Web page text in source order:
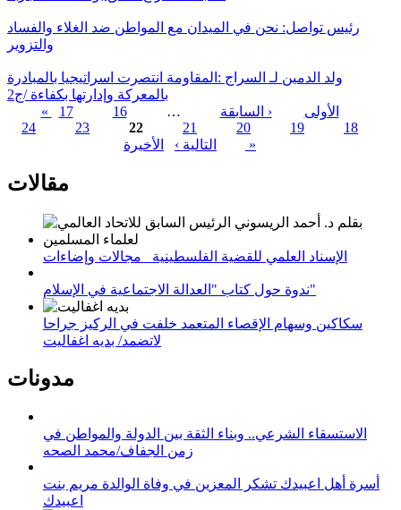
رئيس تواصل: نحن في الميدان مع المواطن ضد الغلاء والفساد
والتزوير
ولد الدمين لـ السراج :المقاومة انتصرت اسراتيجيا بالمبادرة
بالمعركة وإدارتها بكفاءة /ج2
الصفحات
« الأولى ‹ السابقة …
16
17
18
19
20
21
22
23
24
التالية ›
الأخيرة »
مقالات
الإسناد العلمي للقضية الفلسطينية_ مجالات وإضاءات
ندوة حول كتاب "العدالة الاجتماعية في الإسلام"
سكاكين وسهام الإقصاء المتعمد خلفت في الركيز جراحا
لاتضمد/ بديه اغفاليت
مدونات
الاستسقاء الشرعي.. وبناء الثقة بين الدولة والمواطن في
زمن الجفاف/محمد الصحه
أسرة أهل اعبيدك تشكر المعزين في وفاة الوالدة مريم بنت
اعبيدك